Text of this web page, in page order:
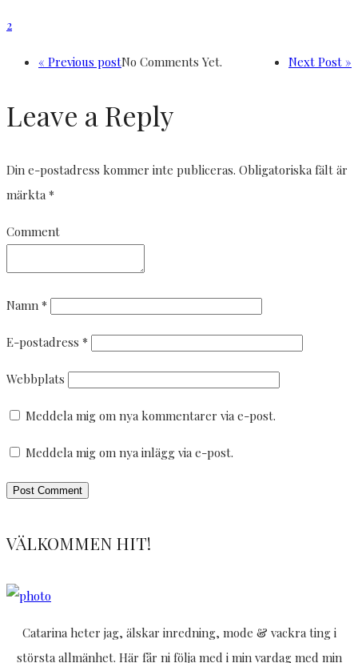
2
« Previous post Next Post »
No Comments Yet.
Leave a Reply
Din e-postadress kommer inte publiceras. Obligatoriska fält är
märkta *
Comment
Namn *
E-postadress *
Webbplats
Meddela mig om nya kommentarer via e-post.
Meddela mig om nya inlägg via e-post.
VÄLKOMMEN HIT!
Catarina heter jag, älskar inredning, mode & vackra ting i
största allmänhet. Här får ni följa med i min vardag med min